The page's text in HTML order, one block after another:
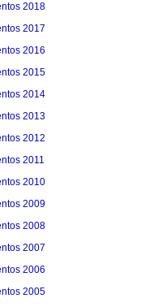
2018
2017
2016
2015
2014
2013
2012
2011
2010
2009
2008
2007
2006
2005